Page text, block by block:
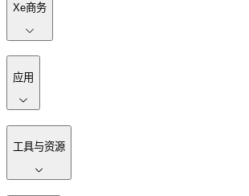
Xe商务
应用
工具与资源